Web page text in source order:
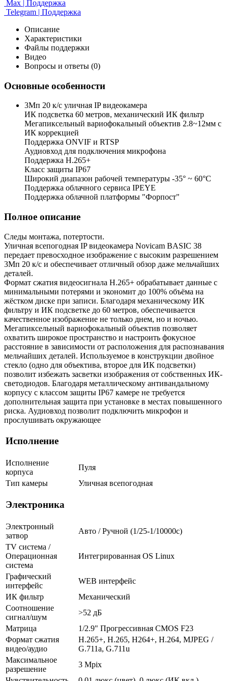
Max | Поддержка
Telegram | Поддержка
Описание
Характеристики
Файлы поддержки
Видео
Вопросы и ответы (0)
Основные особенности
3Мп 20 к/с уличная IP видеокамера
ИК подсветка 60 метров, механический ИК фильтр
Мегапиксельный вариофокальный объектив 2.8~12мм c
ИК коррекцией
Поддержка ONVIF и RTSP
Аудиовход для подключения микрофона
Поддержка H.265+
Класс защиты IP67
Широкий диапазон рабочей температуры -35° ~ 60°C
Поддержка облачного сервиса IPEYE
Поддержка облачной платформы "Форпост"
Полное описание
Следы монтажа, потертости.
Уличная всепогодная IP видеокамера Novicam BASIC 38
передает превосходное изображение с высоким разрешением
3Мп 20 к/с и обеспечивает отличный обзор даже мельчайших
деталей.
Формат сжатия видеосигнала H.265+ обрабатывает данные с
минимальными потерями и экономит до 100% объёма на
жёстком диске при записи. Благодаря механическому ИК
фильтру и ИК подсветке до 60 метров, обеспечивается
качественное изображение не только днем, но и ночью.
Мегапиксельный вариофокальный объектив позволяет
охватить широкое пространство и настроить фокусное
расстояние в зависимости от расположения для распознавания
мельчайших деталей. Используемое в конструкции двойное
стекло (одно для объектива, второе для ИК подсветки)
позволит избежать засветки изображения от собственных ИК-
светодиодов. Благодаря металлическому антивандальному
корпусу с классом защиты IP67 камере не требуется
дополнительная защита при установке в местах повышенного
риска. Аудиовход позволит подключить микрофон и
прослушивать окружающее
Исполнение
Исполнение
корпуса
Пуля
Тип камеры
Уличная всепогодная
Электроника
Электронный
затвор
Авто / Ручной (1/25-1/10000c)
TV система /
Операционная
система
Интегрированная OS Linux
Графический
интерфейс
WEB интерфейс
ИК фильтр
Механический
Соотношение
сигнал/шум
>52 дБ
Матрица
1/2.9" Прогрессивная CMOS F23
Формат сжатия
видео/аудио
H.265+, H.265, H264+, H.264, MJPEG /
G.711a, G.711u
Максимальное
разрешение
3 Mpix